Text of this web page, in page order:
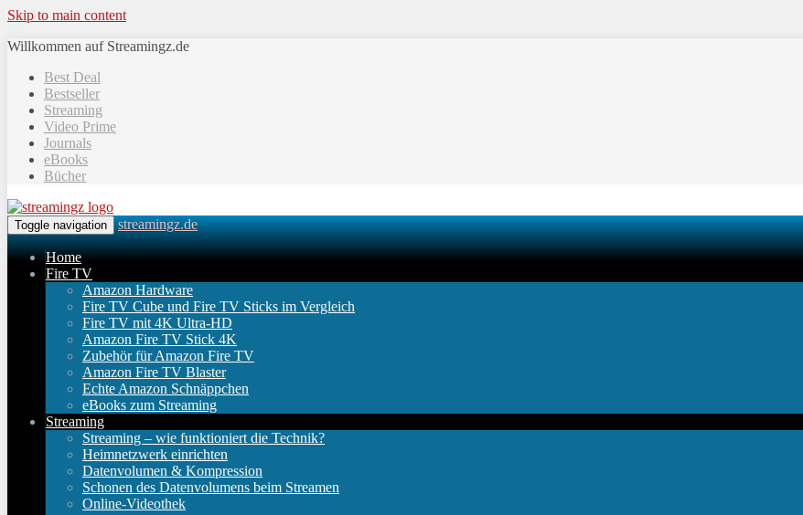
Skip to main content
Willkommen auf Streamingz.de
Best Deal
Bestseller
Streaming
Video Prime
Journals
eBooks
Bücher
Toggle navigation streamingz.de
Home
Fire TV
Amazon Hardware
Fire TV Cube und Fire TV Sticks im Vergleich
Fire TV mit 4K Ultra-HD
Amazon Fire TV Stick 4K
Zubehör für Amazon Fire TV
Amazon Fire TV Blaster
Echte Amazon Schnäppchen
eBooks zum Streaming
Streaming
Streaming – wie funktioniert die Technik?
Heimnetzwerk einrichten
Datenvolumen & Kompression
Schonen des Datenvolumens beim Streamen
Online-Videothek